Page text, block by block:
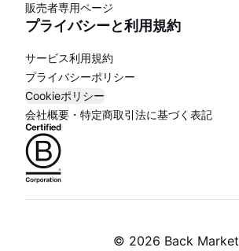
販売者専用ページ
プライバシーと利用規約
サービス利用規約
プライバシーポリシー
Cookieポリシー
会社概要・特定商取引法に基づく表記
© 2026 Back Market